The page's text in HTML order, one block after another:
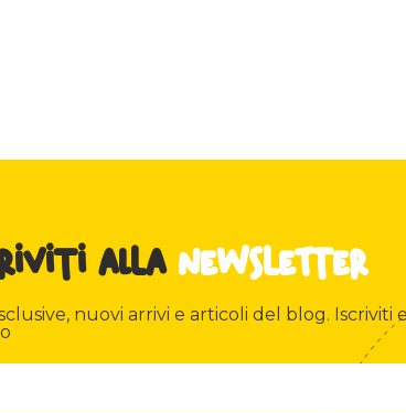
alla newsletter
nuovi arrivi e articoli del blog. Iscriviti